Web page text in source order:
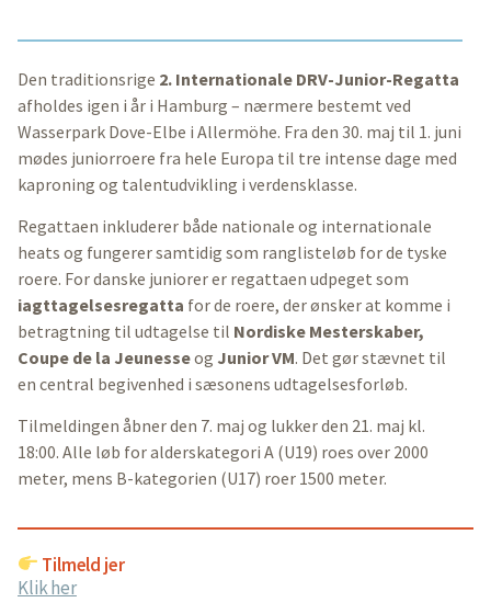
Den traditionsrige 2. Internationale DRV-Junior-Regatta
afholdes igen i år i Hamburg – nærmere bestemt ved
Wasserpark Dove-Elbe i Allermöhe. Fra den 30. maj til 1. juni
mødes juniorroere fra hele Europa til tre intense dage med
kaproning og talentudvikling i verdensklasse.
Regattaen inkluderer både nationale og internationale
heats og fungerer samtidig som ranglisteløb for de tyske
roere. For danske juniorer er regattaen udpeget som
iagttagelsesregatta for de roere, der ønsker at komme i
betragtning til udtagelse til Nordiske Mesterskaber,
Coupe de la Jeunesseog Junior VM. Det gør stævnet til
en central begivenhed i sæsonens udtagelsesforløb.
Tilmeldingen åbner den 7. maj og lukker den 21. maj kl.
18:00. Alle løb for alderskategori A (U19) roes over 2000
meter, mens B-kategorien (U17) roer 1500 meter.
Tilmeld jer
Klik her